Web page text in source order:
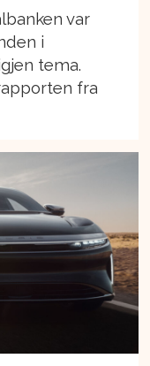
var
i
tema.
fra